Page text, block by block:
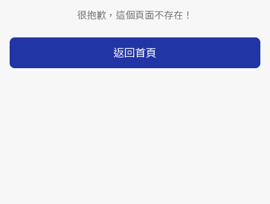
很抱歉，這個頁面不存在！
返回首頁